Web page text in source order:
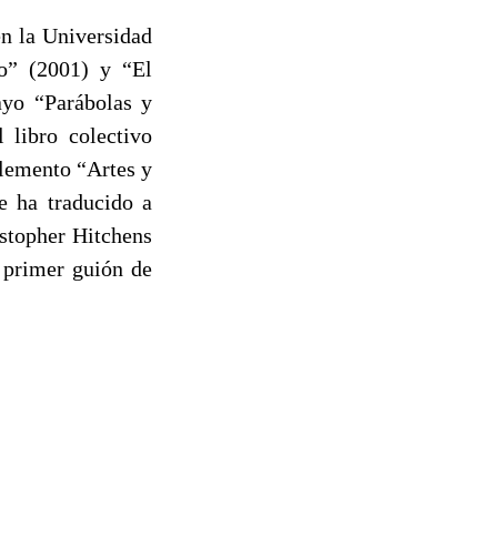
la Universidad
(2001) y “El
“Parábolas y
libro colectivo
“Artes y
ha traducido a
Hitchens
guión de